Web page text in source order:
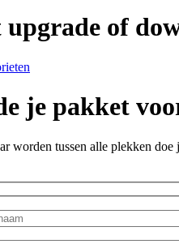
of
je pakket
worden tussen alle plekken